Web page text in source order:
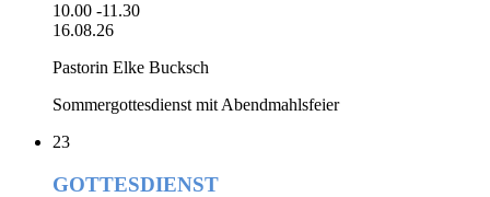
10.00 -11.30
16.08.26
Pastorin Elke Bucksch
Sommergottesdienst mit Abendmahlsfeier
23
GOTTESDIENST